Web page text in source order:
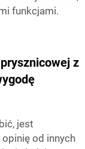
funkcjami.
z
jest
od innych